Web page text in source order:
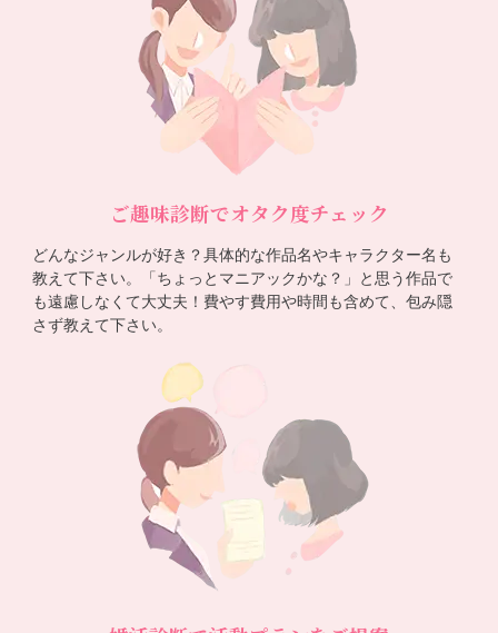
ご趣味診断でオタク度チェック
どんなジャンルが好き？具体的な作品名やキャラクター名も
教えて下さい。「ちょっとマニアックかな？」と思う作品で
も遠慮しなくて大丈夫！費やす費用や時間も含めて、包み隠
さず教えて下さい。